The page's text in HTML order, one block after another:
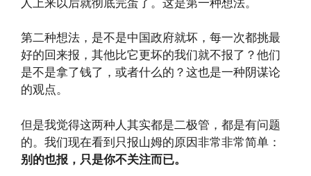
第二种想法，是不是中国政府就坏，每一次都挑最
好的回来报，其他比它更坏的我们就不报了？他们
是不是拿了钱了，或者什么的？这也是一种阴谋论
的观点。
但是我觉得这两种人其实都是二极管，都是有问题
的。我们现在看到只报山姆的原因非常非常简单：
别的也报，只是你不关注而已。